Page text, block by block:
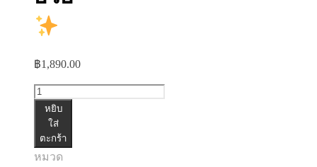
฿1,890.00
จำนวน
เสื้อ
คอกลม
ชาย
หยิบ
ใส่
ตะกร้า
หมวด